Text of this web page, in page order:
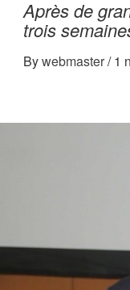
Après de
trois
Bywebmaster/ 1